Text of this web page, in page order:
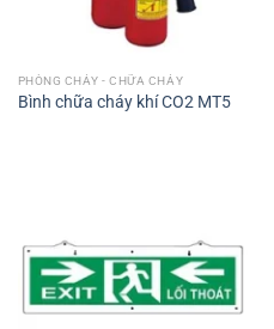
PHÒNG CHÁY - CHỮA CHÁY
Bình chữa cháy khí CO2 MT5